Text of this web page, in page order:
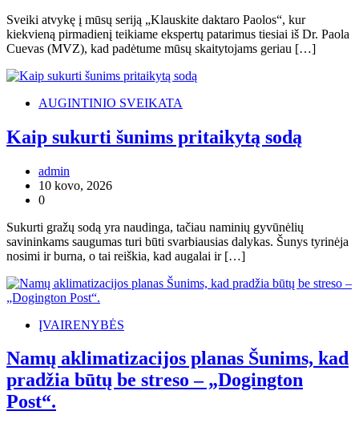
Sveiki atvykę į mūsų seriją „Klauskite daktaro Paolos“, kur
kiekvieną pirmadienį teikiame ekspertų patarimus tiesiai iš Dr. Paola
Cuevas (MVZ), kad padėtume mūsų skaitytojams geriau […]
AUGINTINIO SVEIKATA
Kaip sukurti šunims pritaikytą sodą
admin
10 kovo, 2026
0
Sukurti gražų sodą yra naudinga, tačiau naminių gyvūnėlių
savininkams saugumas turi būti svarbiausias dalykas. Šunys tyrinėja
nosimi ir burna, o tai reiškia, kad augalai ir […]
ĮVAIRENYBĖS
Namų aklimatizacijos planas Šunims, kad
pradžia būtų be streso – „Dogington
Post“.